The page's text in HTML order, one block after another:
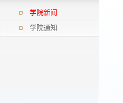
学院新闻
学院通知